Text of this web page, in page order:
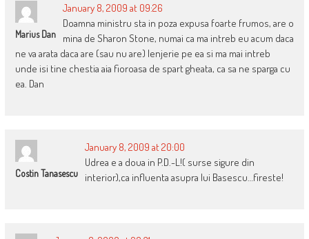
Marius Dan
January 8, 2009 at 09:26
Doamna ministru sta in poza expusa foarte frumos, are o
mina de Sharon Stone, numai ca ma intreb eu acum daca
ne va arata daca are (sau nu are) lenjerie pe ea si ma mai intreb
unde isi tine chestia aia fioroasa de spart gheata, ca sa ne sparga cu
ea. Dan
Costin Tanasescu
January 8, 2009 at 20:00
Udrea e a doua in P.D.-L!( surse sigure din
interior),ca influenta asupra lui Basescu…fireste!